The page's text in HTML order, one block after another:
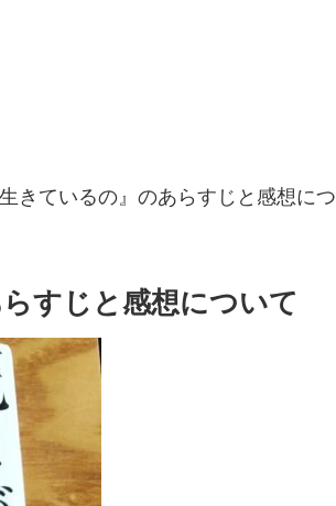
きているの』のあらすじと感想につ
すじと感想について